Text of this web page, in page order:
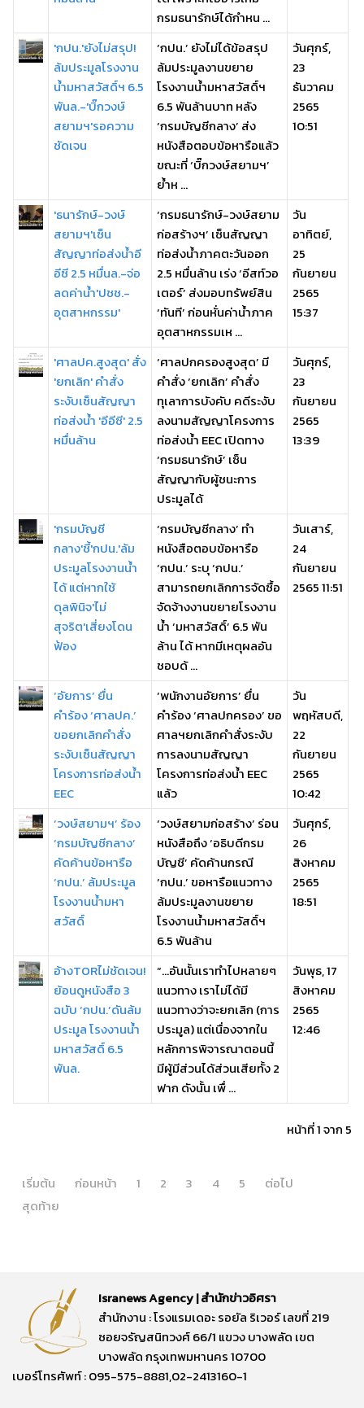
กรมธนารักษ์ได้กำหน ...
'กปน.'ยังไม่สรุป!
ล้มประมูลโรงงาน
น้ำมหาสวัสดิ์ฯ 6.5
พันล.-'บิ๊กวงษ์
สยามฯ'รอความ
ชัดเจน
‘กปน.’ ยังไม่ได้ข้อสรุป
ล้มประมูลงานขยาย
โรงงานน้ำมหาสวัสดิ์ฯ
6.5 พันล้านบาท หลัง
‘กรมบัญชีกลาง’ ส่ง
หนังสือตอบข้อหารือแล้ว
ขณะที่ ‘บิ๊กวงษ์สยามฯ’
ย้ำห ...
วันศุกร์,
23
ธันวาคม
2565
10:51
'ธนารักษ์-วงษ์
สยามฯ'เซ็น
สัญญาท่อส่งน้ำอี
อีซี 2.5 หมื่นล.-จ่อ
ลดค่าน้ำ'ปชช.-
อุตสาหกรรม'
‘กรมธนารักษ์-วงษ์สยาม
ก่อสร้างฯ’ เซ็นสัญญา
ท่อส่งน้ำภาคตะวันออก
2.5 หมื่นล้าน เร่ง ‘อีสท์วอ
เตอร์’ ส่งมอบทรัพย์สิน
‘ทันที’ ก่อนหั่นค่าน้ำภาค
อุตสาหกรรมเห ...
วัน
อาทิตย์,
25
กันยายน
2565
15:37
'ศาลปค.สูงสุด' สั่ง
'ยกเลิก' คำสั่ง
ระงับเซ็นสัญญา
ท่อส่งน้ำ 'อีอีซี' 2.5
หมื่นล้าน
‘ศาลปกครองสูงสุด’ มี
คำสั่ง ‘ยกเลิก’ คำสั่ง
ทุเลาการบังคับ คดีระงับ
ลงนามสัญญาโครงการ
ท่อส่งน้ำ EEC เปิดทาง
‘กรมธนารักษ์’ เซ็น
สัญญากับผู้ชนะการ
ประมูลได้
วันศุกร์,
23
กันยายน
2565
13:39
'กรมบัญชี
กลาง'ชี้'กปน.'ล้ม
ประมูลโรงงานน้ำ
ได้ แต่หากใช้
ดุลพินิจ'ไม่
สุจริต'เสี่ยงโดน
ฟ้อง
‘กรมบัญชีกลาง’ ทำ
หนังสือตอบข้อหารือ
‘กปน.’ ระบุ ‘กปน.’
สามารถยกเลิกการจัดซื้อ
จัดจ้างงานขยายโรงงาน
น้ำ ‘มหาสวัสดิ์’ 6.5 พัน
ล้าน ได้ หากมีเหตุผลอัน
ชอบด้ ...
วันเสาร์,
24
กันยายน
2565 11:51
‘อัยการ’ ยื่น
คำร้อง ‘ศาลปค.’
ขอยกเลิกคำสั่ง
ระงับเซ็นสัญญา
โครงการท่อส่งน้ำ
EEC
‘พนักงานอัยการ’ ยื่น
คำร้อง ‘ศาลปกครอง’ ขอ
ศาลฯยกเลิกคำสั่งระงับ
การลงนามสัญญา
โครงการท่อส่งน้ำ EEC
แล้ว
วัน
พฤหัสบดี,
22
กันยายน
2565
10:42
‘วงษ์สยามฯ’ ร้อง
‘กรมบัญชีกลาง’
คัดค้านข้อหารือ
‘กปน.’ ล้มประมูล
โรงงานน้ำมหา
สวัสดิ์
‘วงษ์สยามก่อสร้าง’ ร่อน
หนังสือถึง ‘อธิบดีกรม
บัญชี’ คัดค้านกรณี
‘กปน.’ ขอหารือแนวทาง
ล้มประมูลงานขยาย
โรงงานน้ำมหาสวัสดิ์ฯ
6.5 พันล้าน
วันศุกร์,
26
สิงหาคม
2565
18:51
อ้างTORไม่ชัดเจน!
ย้อนดูหนังสือ 3
ฉบับ ‘กปน.’ดันล้ม
ประมูล โรงงานน้ำ
มหาสวัสดิ์ 6.5
พันล.
“…อันนั้นเราทำไปหลายๆ
แนวทาง เราไม่ได้มี
แนวทางว่าจะยกเลิก (การ
ประมูล) แต่เนื่องจากใน
หลักการพิจารณาตอนนี้
มีผู้มีส่วนได้ส่วนเสียทั้ง 2
ฟาก ดังนั้น เพื่ ...
วันพุธ, 17
สิงหาคม
2565
12:46
หน้าที่ 1 จาก 5
เริ่มต้น ก่อนหน้า 1 2 3 4 5
ต่อไป
สุดท้าย
Isranews Agency | สำนักข่าวอิศรา
สำนักงาน : โรงแรมเดอะ รอยัล ริเวอร์ เลขที่ 219
ซอยจรัญสนิทวงศ์ 66/1 แขวง บางพลัด เขต
บางพลัด กรุงเทพมหานคร 10700
เบอร์โทรศัพท์ : 095-575-8881,02-2413160-1